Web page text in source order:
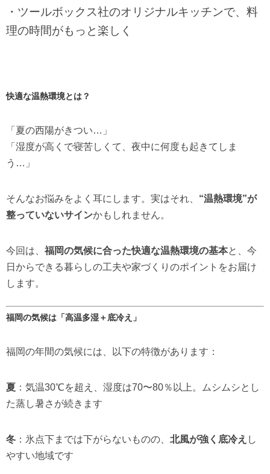
・ツールボックス社のオリジナルキッチンで、料
理の時間がもっと楽しく
快適な温熱環境とは？
「夏の西陽がきつい…」
「湿度が高くで寝苦しくて、夜中に何度も起きてしま
う…」
そんなお悩みをよく耳にします。実はそれ、 “温熱環境”が
整っていないサインかもしれません。
今回は、 福岡の気候に合った快適な温熱環境の基本と、今
日からできる暮らしの工夫や家づくりのポイントをお届け
します。
福岡の気候は「高温多湿＋底冷え」
福岡の年間の気候には、以下の特徴があります：
夏 ：気温30℃を超え、湿度は70〜80％以上。ムシムシとし
た蒸し暑さが続きます
冬 ：氷点下までは下がらないものの、 北風が強く底冷え し
やすい地域です